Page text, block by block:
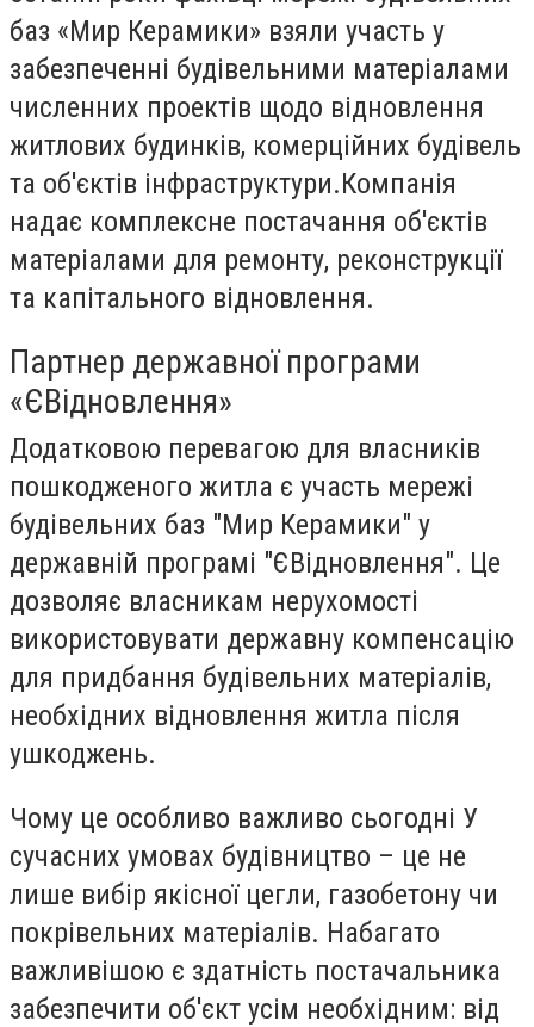
баз «Мир Керамики» взяли участь у
забезпеченні будівельними матеріалами
численних проектів щодо відновлення
житлових будинків, комерційних будівель
та об'єктів інфраструктури.Компанія
надає комплексне постачання об'єктів
матеріалами для ремонту, реконструкції
та капітального відновлення.
Партнер державної програми
«ЄВідновлення»
Додатковою перевагою для власників
пошкодженого житла є участь мережі
будівельних баз "Мир Керамики" у
державній програмі "ЄВідновлення". Це
дозволяє власникам нерухомості
використовувати державну компенсацію
для придбання будівельних матеріалів,
необхідних відновлення житла після
ушкоджень.
Чому це особливо важливо сьогодні У
сучасних умовах будівництво – це не
лише вибір якісної цегли, газобетону чи
покрівельних матеріалів. Набагато
важливішою є здатність постачальника
забезпечити об'єкт усім необхідним: від